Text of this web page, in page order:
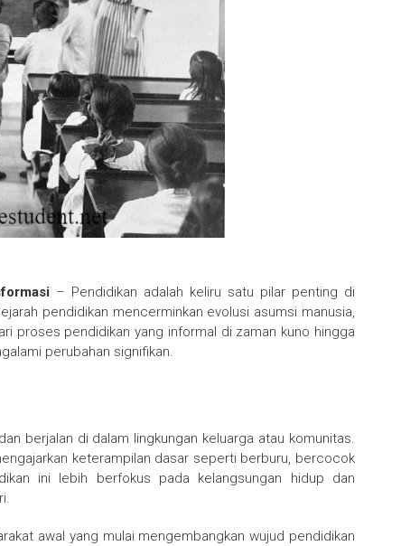
– Pendidikan adalah keliru satu pilar penting di
pendidikan mencerminkan evolusi asumsi manusia,
proses pendidikan yang informal di zaman kuno hingga
perubahan signifikan.
berjalan di dalam lingkungan keluarga atau komunitas.
keterampilan dasar seperti berburu, bercocok
ini lebih berfokus pada kelangsungan hidup dan
awal yang mulai mengembangkan wujud pendidikan